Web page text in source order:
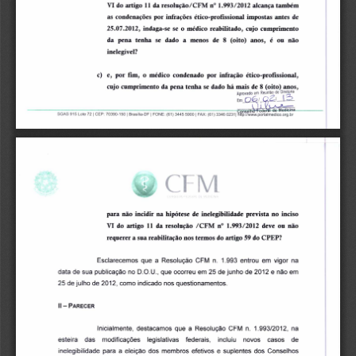
VI do artigo 11 da resolução/CFM n° 1.993/2012 alcança também
as condenações por infrações ético-profissional impostas antes de
25.07.2012, indaga-se se o médico reabilitado, cujo cumprimento
da pena tenha se dado a menos de 8 (oito) anos, é ou não
inelegível?
c) e, por fim, o médico condenado por infração ético-profissional,
cujo cumprimento da pena tenha se dado há mais de 8 (oito) anos,
Aprovado em Reunião de Diretoria
Em r.26 LÁ 5
SGAS 915 Lote 72 1 CEP: 70390-150 1 Brasilia-DF 1 FONE: (61) 3445 5900 1 FAX: (61) 3346 02311Wew
l ede
w.portalmetco.org .ibna
para não incidir na hipótese de inelegibilidade prevista no inciso
VI do artigo 11 da resolução /CFM n° 1.993/2012 deve ou não
requerer a sua reabilitação nos termos do artigo 59 do CPEP?
Esclarecemos que a Resolução CFM n. 1.993 entrou em vigor na
data de sua publicação no D.O.U., que ocorreu em 25 de junho de 2012 e não em
25 de julho de 2012, como indicado nos questionamentos.
I - PARECER
Inicialmente, destacamos que a Resolução CFM n. 1.993/2012, na
esteira das modificações legislativas federais, incluiu novos casos de
inelegibilidade para a eleição dos membros efetivos e suplentes dos Conselhos